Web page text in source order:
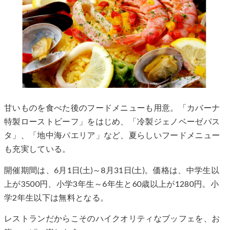
甘いものを食べた後のフードメニューも用意。「カバーナ
特製ローストビーフ」をはじめ、「冷製ジェノベーゼパス
タ」、「地中海パエリア」など、夏らしいフードメニュー
も充実している。
開催期間は、6月1日(土)～8月31日(土)。価格は、中学生以
上が3500円、小学3年生～6年生と60歳以上が1280円。小
学2年生以下は無料となる。
レストランだからこそのハイクオリティなブッフェを、お